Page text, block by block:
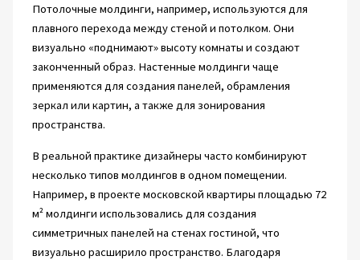
Потолочные молдинги, например, используются для
плавного перехода между стеной и потолком. Они
визуально «поднимают» высоту комнаты и создают
законченный образ. Настенные молдинги чаще
применяются для создания панелей, обрамления
зеркал или картин, а также для зонирования
пространства.
В реальной практике дизайнеры часто комбинируют
несколько типов молдингов в одном помещении.
Например, в проекте московской квартиры площадью 72
м² молдинги использовались для создания
симметричных панелей на стенах гостиной, что
визуально расширило пространство. Благодаря